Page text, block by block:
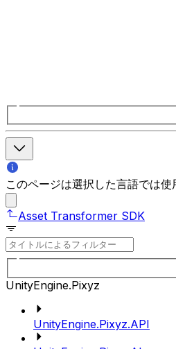
このページは選択した言語では使
Asset Transformer SDK
UnityEngine.Pixyz
UnityEngine.Pixyz.API